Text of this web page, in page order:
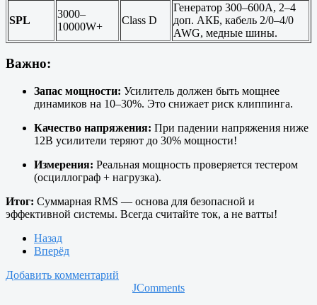
SPL
3000–
10000W+
Class D
Генератор 300–600А, 2–4
доп. АКБ, кабель 2/0–4/0
AWG, медные шины.
Важно:
Запас мощности: Усилитель должен быть мощнее
динамиков на 10–30%. Это снижает риск клиппинга.
Качество напряжения: При падении напряжения ниже
12В усилители теряют до 30% мощности!
Измерения: Реальная мощность проверяется тестером
(осциллограф + нагрузка).
Итог: Суммарная RMS — основа для безопасной и
эффективной системы. Всегда считайте ток, а не ватты!
Назад
Вперёд
Добавить комментарий
JComments